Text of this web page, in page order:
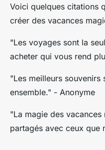
Voici quelques citations
créer des vacances
"Les voyages sont la
acheter qui vous rend
"Les meilleurs
ensemble." - Anonyme
"La magie des
partagés avec ceux que